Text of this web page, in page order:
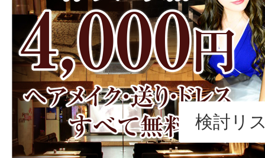
検討リ